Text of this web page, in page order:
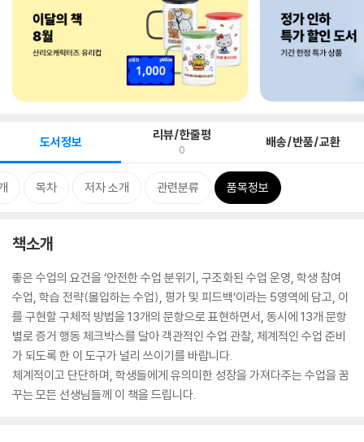
도서정보 리뷰/한줄평
0 배송/반품/교환
목차 저자 소개 관련분류 품목정보
책소개
좋은 수업의 요건을 ‘안전한 수업 분위기, 구조화된 수업 운영, 학생 참여
수업, 학습 전략(몰입하는 수업), 평가 및 피드백’이라는 5영역에 담고, 이
를 구현할 구체적 방법을 13개의 문항으로 표현하면서, 동시에 13개 문항
별로 증거 행동 체크박스를 달아 객관적인 수업 관찰, 체계적인 수업 준비
가 되도록 한 이 도구가 널리 쓰이기를 바랍니다.
체계적이고 단단하며, 학생들에게 유의미한 성장을 가져다주는 수업을 꿈
꾸는 모든 선생님들께 이 책을 드립니다.